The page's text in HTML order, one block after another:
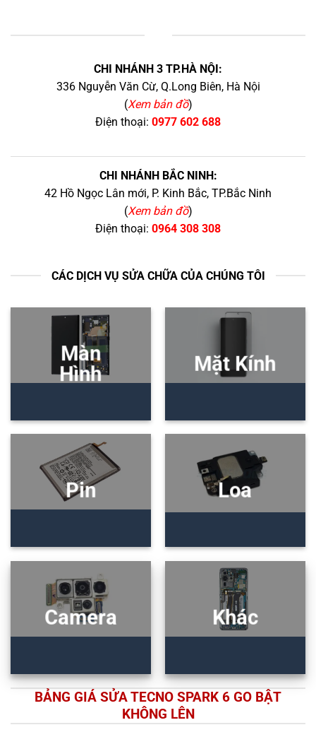
CHI NHÁNH 3 TP.HÀ NỘI:
336 Nguyễn Văn Cừ, Q.Long Biên, Hà Nội
(Xem bản đồ)
Điện thoại: 0977 602 688
CHI NHÁNH BẮC NINH:
42 Hồ Ngọc Lân mới, P. Kinh Bắc, TP.Bắc Ninh
(Xem bản đồ)
Điện thoại: 0964 308 308
CÁC DỊCH VỤ SỬA CHỮA CỦA CHÚNG TÔI
Màn
Hình
Mặt Kính
Pin Loa
Camera Khác
BẢNG GIÁ SỬA TECNO SPARK 6 GO BẬT
KHÔNG LÊN